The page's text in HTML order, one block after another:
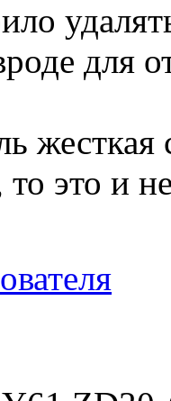
для
жесткая
это и